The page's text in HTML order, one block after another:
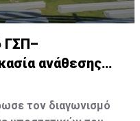
ΓΣΠ–
ανάθεσης
τον διαγωνισμό